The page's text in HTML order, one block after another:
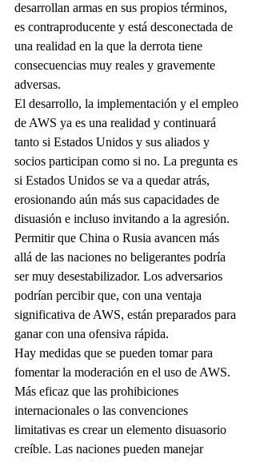
desarrollan armas en sus propios términos,
es contraproducente y está desconectada de
una realidad en la que la derrota tiene
consecuencias muy reales y gravemente
adversas.
El desarrollo, la implementación y el empleo
de AWS ya es una realidad y continuará
tanto si Estados Unidos y sus aliados y
socios participan como si no. La pregunta es
si Estados Unidos se va a quedar atrás,
erosionando aún más sus capacidades de
disuasión e incluso invitando a la agresión.
Permitir que China o Rusia avancen más
allá de las naciones no beligerantes podría
ser muy desestabilizador. Los adversarios
podrían percibir que, con una ventaja
significativa de AWS, están preparados para
ganar con una ofensiva rápida.
Hay medidas que se pueden tomar para
fomentar la moderación en el uso de AWS.
Más eficaz que las prohibiciones
internacionales o las convenciones
limitativas es crear un elemento disuasorio
creíble. Las naciones pueden manejar